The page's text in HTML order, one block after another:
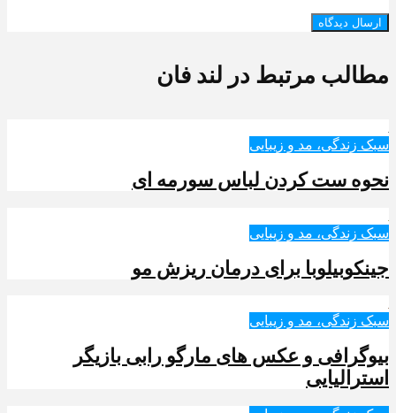
مطالب مرتبط در لند فان
سبک زندگی، مد و زیبایی
نحوه ست کردن لباس سورمه ای
سبک زندگی، مد و زیبایی
جینکوبیلوبا برای درمان ریزش مو
سبک زندگی، مد و زیبایی
بیوگرافی و عکس های مارگو رابی بازیگر
استرالیایی